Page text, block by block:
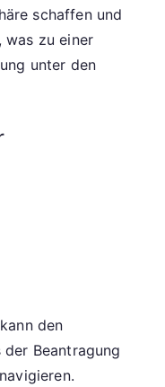
schaffen und
was zu einer
unter den
den
der Beantragung